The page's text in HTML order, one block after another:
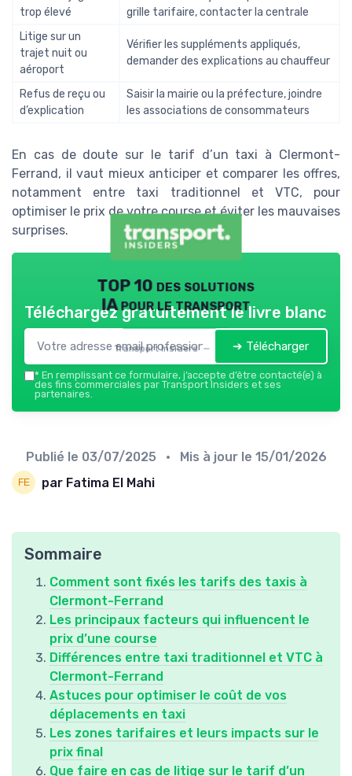
trop élevé
grille tarifaire, contacter la centrale
Litige sur un
trajet nuit ou
aéroport
Vérifier les suppléments appliqués,
demander des explications au chauffeur
Refus de reçu ou
d’explication
Saisir la mairie ou la préfecture, joindre
les associations de consommateurs
En cas de doute sur le tarif d’un taxi à Clermont-
Ferrand, il vaut mieux anticiper et comparer les offres,
notamment entre taxi traditionnel et VTC, pour
optimiser le prix de votre course et éviter les mauvaises
surprises.
TOP 10 des solutions
IA pour le transport
Transport Insiders — 2026
Téléchargez gratuitement le livre blanc
➔ Télécharger
* En remplissant ce formulaire, j’accepte d’être contacté(e) à
des fins commerciales par Transport Insiders et ses
partenaires.
Publié le 03/07/2025 • Mis à jour le 15/01/2026
par Fatima El Mahi
Sommaire
Comment sont fixés les tarifs des taxis à
Clermont-Ferrand
Les principaux facteurs qui influencent le
prix d’une course
Différences entre taxi traditionnel et VTC à
Clermont-Ferrand
Astuces pour optimiser le coût de vos
déplacements en taxi
Les zones tarifaires et leurs impacts sur le
prix final
Que faire en cas de litige sur le tarif d’un